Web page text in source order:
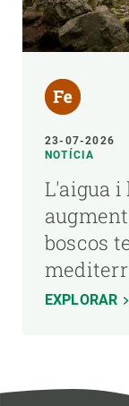
23-07-2026
NOTÍCIA
L'aigua
boscos
EXPLORAR